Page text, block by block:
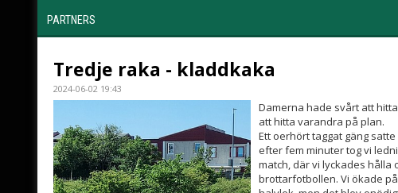
PARTNERS
Tredje raka - kladdkaka
2024-06-02 19:43
Damerna hade svårt att
att hitta varandra på plan.
Ett oerhört taggat gäng
efter fem minuter tog vi
match, där vi lyckades
brottarfotbollen. Vi ökade